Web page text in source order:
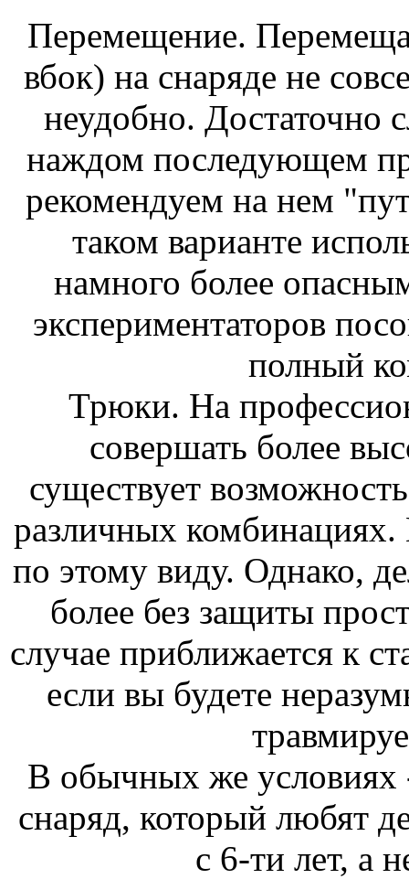
Перемещение.
вбок) на снаряде не
неудобно. Достаточно
наждом последующем
рекомендуем на нем
таком варианте
намного более
экспериментаторов
полный
Трюки. На
совершать более
существует
различных комбинациях.
по этому виду. Однако,
более без защиты
случае приближается к
если вы будете
В обычных же условиях
снаряд, который любят
с 6-ти лет, а